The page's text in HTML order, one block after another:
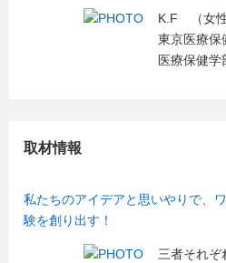
K.F （女性
東京医療保
医療保健
取材情報
私たちのアイデアと思いやりで、
験を創り出す！
三者それぞ